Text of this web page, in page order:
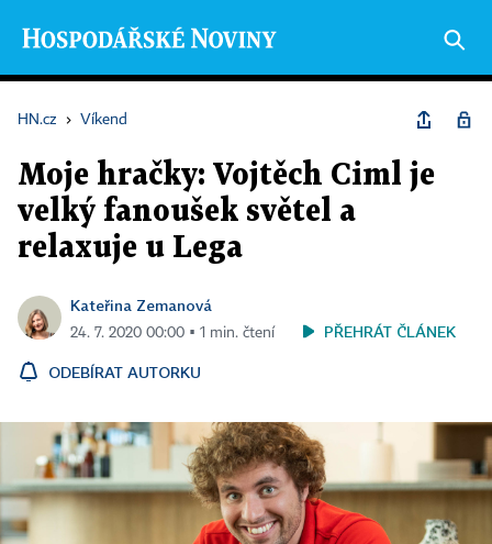
HN.cz › Víkend
Moje hračky: Vojtěch Ciml je
velký fanoušek světel a
relaxuje u Lega
Kateřina Zemanová
24. 7. 2020 00:00 ▪ 1 min. čtení PŘEHRÁT ČLÁNEK
ODEBÍRAT AUTORKU